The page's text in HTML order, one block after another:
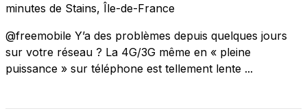
minutes de Stains, Île-de-France
@freemobile Y’a des problèmes depuis quelques jours
sur votre réseau ? La 4G/3G même en « pleine
puissance » sur téléphone est tellement lente ...